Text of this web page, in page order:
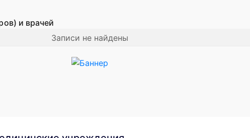
и врачей
Записи не найдены